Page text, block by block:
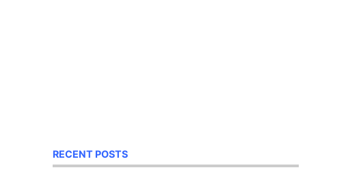
RECENT POSTS